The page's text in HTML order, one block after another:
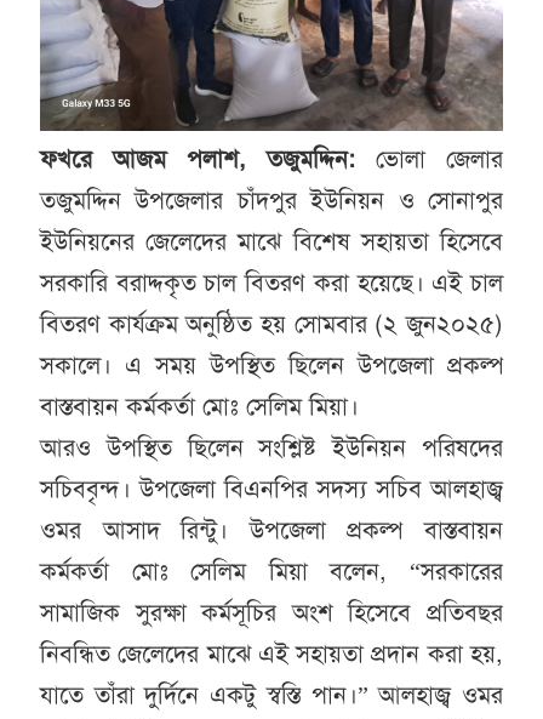
ফখরে আজম পলাশ, তজুমদ্দিন: ভোলা জেলার
তজুমদ্দিন উপজেলার চাঁদপুর ইউনিয়ন ও সোনাপুর
ইউনিয়নের জেলেদের মাঝে বিশেষ সহায়তা হিসেবে
সরকারি বরাদ্দকৃত চাল বিতরণ করা হয়েছে। এই চাল
বিতরণ কার্যক্রম অনুষ্ঠিত হয় সোমবার (২ জুন২০২৫)
সকালে। এ সময় উপস্থিত ছিলেন উপজেলা প্রকল্প
বাস্তবায়ন কর্মকর্তা মোঃ সেলিম মিয়া।
আরও উপস্থিত ছিলেন সংশ্লিষ্ট ইউনিয়ন পরিষদের
সচিববৃন্দ। উপজেলা বিএনপির সদস্য সচিব আলহাজ্ব
ওমর আসাদ রিন্টু। উপজেলা প্রকল্প বাস্তবায়ন
কর্মকর্তা মোঃ সেলিম মিয়া বলেন, “সরকারের
সামাজিক সুরক্ষা কর্মসূচির অংশ হিসেবে প্রতিবছর
নিবন্ধিত জেলেদের মাঝে এই সহায়তা প্রদান করা হয়,
যাতে তাঁরা দুর্দিনে একটু স্বস্তি পান।” আলহাজ্ব ওমর